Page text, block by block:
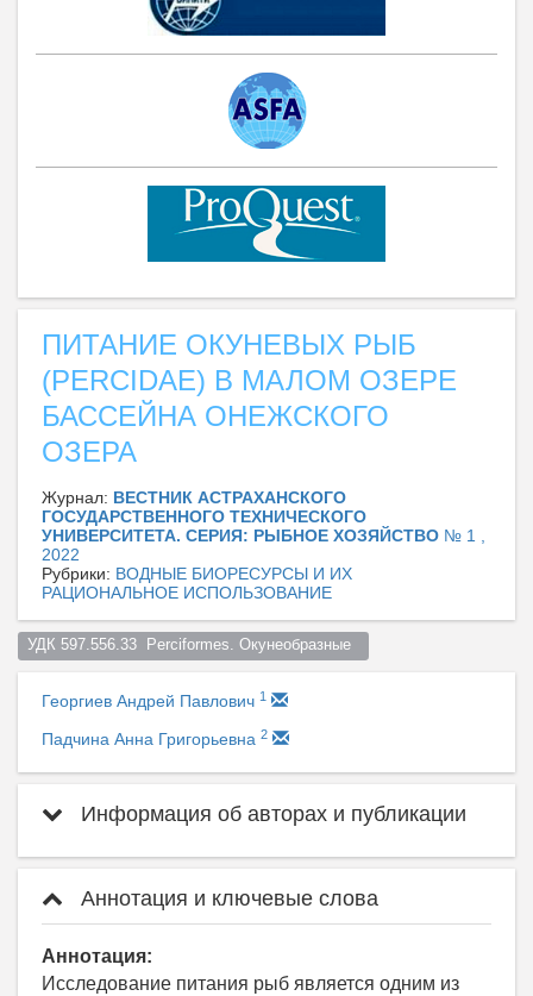
ПИТАНИЕ ОКУНЕВЫХ РЫБ
(PERCIDAE) В МАЛОМ ОЗЕРЕ
БАССЕЙНА ОНЕЖСКОГО
ОЗЕРА
Журнал: ВЕСТНИК АСТРАХАНСКОГО
ГОСУДАРСТВЕННОГО ТЕХНИЧЕСКОГО
УНИВЕРСИТЕТА. СЕРИЯ: РЫБНОЕ ХОЗЯЙСТВО № 1 ,
2022
Рубрики: ВОДНЫЕ БИОРЕСУРСЫ И ИХ
РАЦИОНАЛЬНОЕ ИСПОЛЬЗОВАНИЕ
УДК 597.556.33  Perciformes. Окунеобразные
Георгиев Андрей Павлович 1
Падчина Анна Григорьевна 2
Информация об авторах и публикации
Аннотация и ключевые слова
Аннотация:
Исследование питания рыб является одним из